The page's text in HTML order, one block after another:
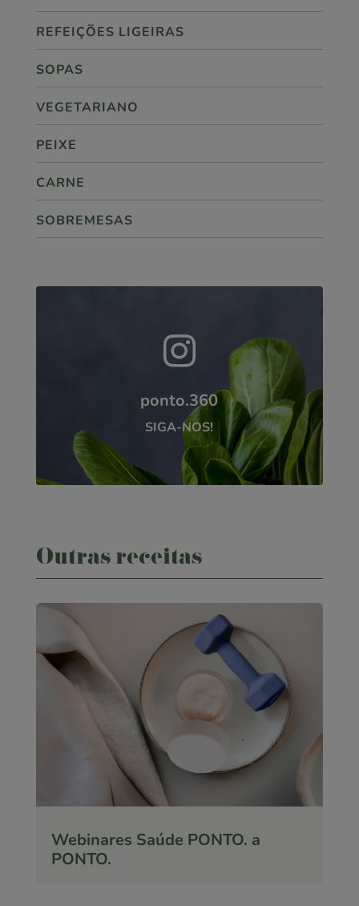
REFEIÇÕES LIGEIRAS
SOPAS
VEGETARIANO
PEIXE
CARNE
SOBREMESAS

ponto.360
SIGA-NOS!
Outras receitas
Webinares Saúde PONTO. a
PONTO.